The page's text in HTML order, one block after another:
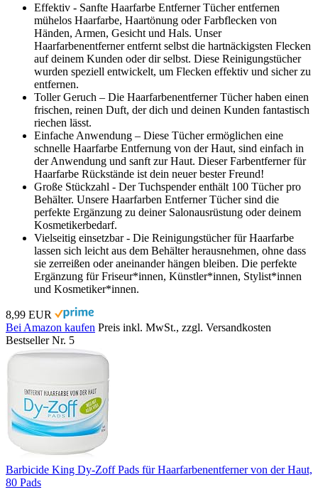
Effektiv - Sanfte Haarfarbe Entferner Tücher entfernen
mühelos Haarfarbe, Haartönung oder Farbflecken von
Händen, Armen, Gesicht und Hals. Unser
Haarfarbenentferner entfernt selbst die hartnäckigsten Flecken
auf deinem Kunden oder dir selbst. Diese Reinigungstücher
wurden speziell entwickelt, um Flecken effektiv und sicher zu
entfernen.
Toller Geruch – Die Haarfarbenentferner Tücher haben einen
frischen, reinen Duft, der dich und deinen Kunden fantastisch
riechen lässt.
Einfache Anwendung – Diese Tücher ermöglichen eine
schnelle Haarfarbe Entfernung von der Haut, sind einfach in
der Anwendung und sanft zur Haut. Dieser Farbentferner für
Haarfarbe Rückstände ist dein neuer bester Freund!
Große Stückzahl - Der Tuchspender enthält 100 Tücher pro
Behälter. Unsere Haarfarben Entferner Tücher sind die
perfekte Ergänzung zu deiner Salonausrüstung oder deinem
Kosmetikerbedarf.
Vielseitig einsetzbar - Die Reinigungstücher für Haarfarbe
lassen sich leicht aus dem Behälter herausnehmen, ohne dass
sie zerreißen oder aneinander hängen bleiben. Die perfekte
Ergänzung für Friseur*innen, Künstler*innen, Stylist*innen
und Kosmetiker*innen.
8,99 EUR
Bei Amazon kaufen Preis inkl. MwSt., zzgl. Versandkosten
Bestseller Nr. 5
Barbicide King Dy-Zoff Pads für Haarfarbenentferner von der Haut,
80 Pads